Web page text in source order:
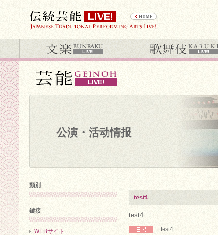
公演・活动情报
test4
test4
test4
類別
鍵接
WEBサイト